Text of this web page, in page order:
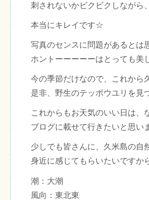
刺されないかビクビクしながら
本当にキレイです☆
写真のセンスに問題があるとは
ホントーーーーーはとっても美
今の季節だけなので、これから
是非、野生のテッポウユリを
これからもお天気のいい日は、
ブログに載せて行きたいと思い
少しでも皆さんに、久米島の自
身近に感じてもらいたいですか
潮：大潮
風向：東北東